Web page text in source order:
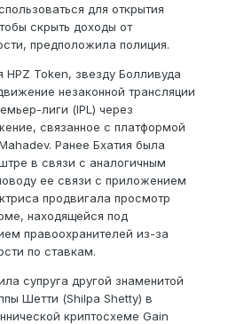
для открытия
скрыть доходы от
предположила полиция.
Token, звезду Болливуда
незаконной трансляции
лиги (IPL) через
связанное с платформой
Ранее Бхатия была
в связи с аналогичным
ее связи с приложением
продвигала просмотр
находящейся под
правоохранителей из-за
по ставкам.
супруга другой знаменитой
Шетти (Shilpa Shetty) в
криптосхеме Gain